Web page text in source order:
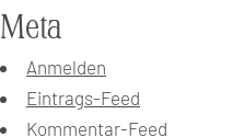
Meta
Anmelden
Eintrags-Feed
Kommentar-Feed